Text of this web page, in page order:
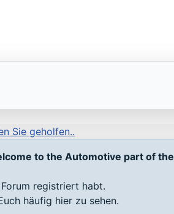
Sie geholfen..
to the Automotive part of the
registriert habt.
häufig hier zu sehen.